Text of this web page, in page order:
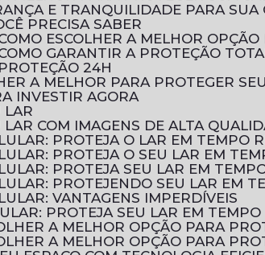
E TRANQUILIDADE PARA SUA
PRECISA SABER
ESCOLHER A MELHOR
GARANTIR A PROTEÇÃO
24H
A MELHOR PARA PROTEGER
INVESTIR AGORA
LAR
LAR COM IMAGENS DE ALTA
PROTEJA O LAR EM TEMPO
PROTEJA O SEU LAR EM
PROTEJA SEU LAR EM
PROTEJENDO SEU LAR EM
VANTAGENS IMPERDÍVEIS
PROTEJA SEU LAR EM TEMPO
A MELHOR OPÇÃO PARA
A MELHOR OPÇÃO PARA